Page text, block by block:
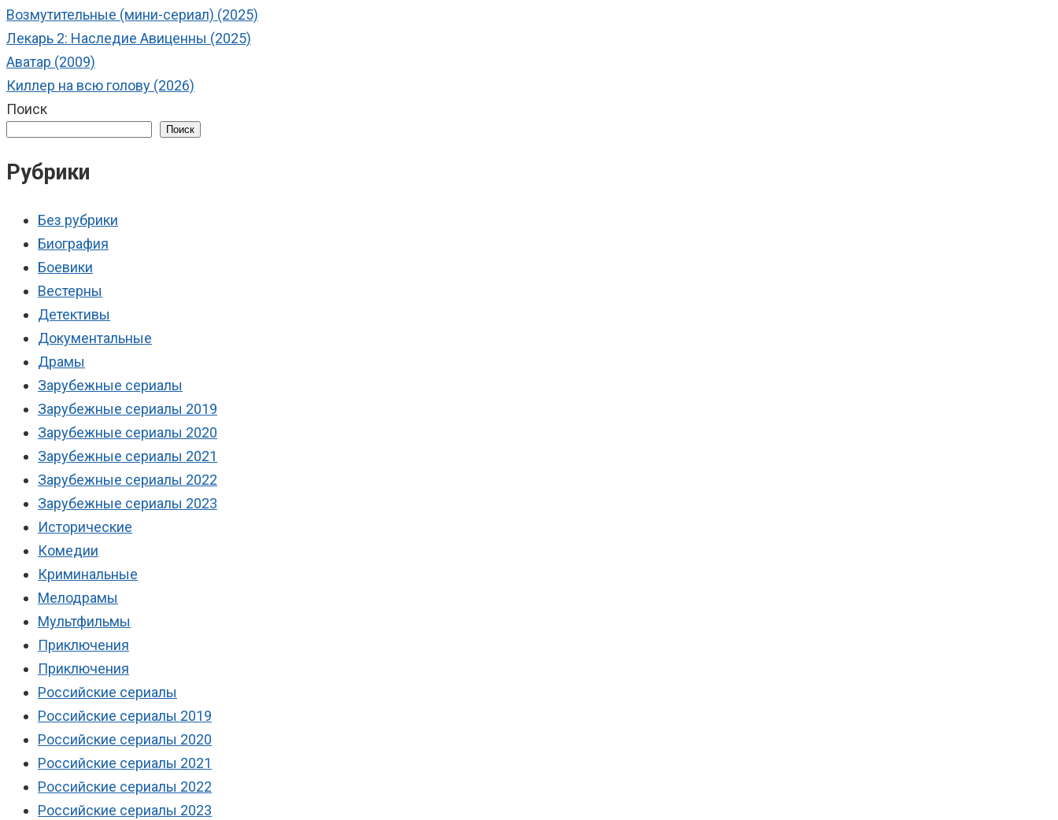
Возмутительные (мини-сериал) (2025)
Лекарь 2: Наследие Авиценны (2025)
Аватар (2009)
Киллер на всю голову (2026)
Поиск
Поиск
Рубрики
Без рубрики
Биография
Боевики
Вестерны
Детективы
Документальные
Драмы
Зарубежные сериалы
Зарубежные сериалы 2019
Зарубежные сериалы 2020
Зарубежные сериалы 2021
Зарубежные сериалы 2022
Зарубежные сериалы 2023
Исторические
Комедии
Криминальные
Мелодрамы
Мультфильмы
Приключения
Приключения
Российские сериалы
Российские сериалы 2019
Российские сериалы 2020
Российские сериалы 2021
Российские сериалы 2022
Российские сериалы 2023